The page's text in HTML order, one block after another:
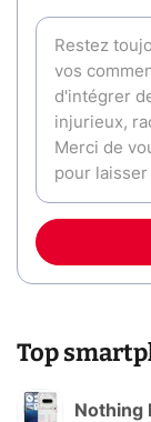
Top
Nothing